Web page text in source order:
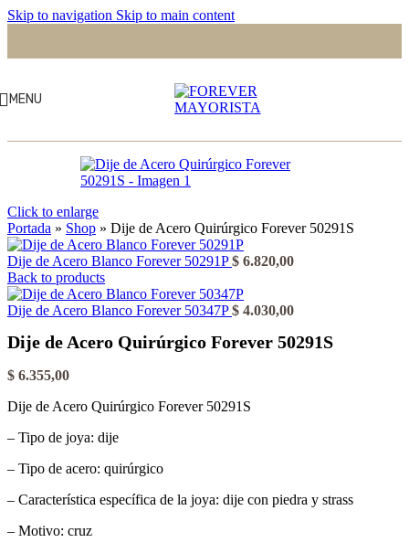
Skip to navigation Skip to main content
MENU
Click to enlarge
Portada » Shop » Dije de Acero Quirúrgico Forever 50291S
Dije de Acero Blanco Forever 50291P$ 6.820,00
Back to products
Dije de Acero Blanco Forever 50347P$ 4.030,00
Dije de Acero Quirúrgico Forever 50291S
$ 6.355,00
Dije de Acero Quirúrgico Forever 50291S
– Tipo de joya: dije
– Tipo de acero: quirúrgico
– Característica específica de la joya: dije con piedra y strass
– Motivo: cruz